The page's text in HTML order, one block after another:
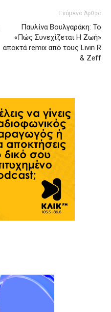
Επόμενο Άρθρο
Παυλίνα Βουλγαράκη: Το
«Πώς Συνεχίζεται Η Ζωή»
αποκτά remix από τους Livin R
& Zeff